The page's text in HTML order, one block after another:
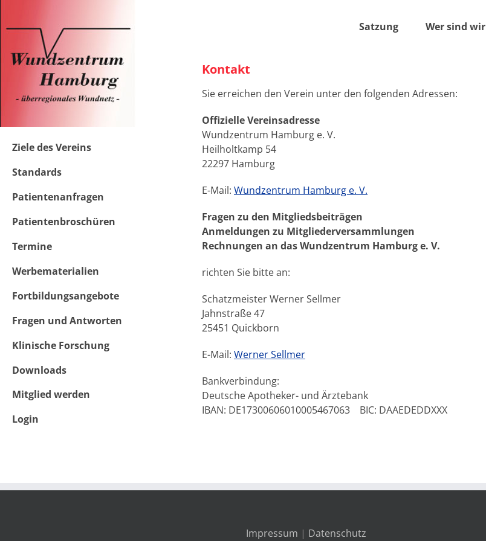
Satzung Wer sind wir
Kontakt
Sie erreichen den Verein unter den folgenden Adressen:
Offizielle Vereinsadresse
Wundzentrum Hamburg e. V.
Heilholtkamp 54
22297 Hamburg
E-Mail: Wundzentrum Hamburg e. V.
Fragen zu den Mitgliedsbeiträgen
Anmeldungen zu Mitgliederversammlungen
Rechnungen an das Wundzentrum Hamburg e. V.
richten Sie bitte an:
Schatzmeister Werner Sellmer
Jahnstraße 47
25451 Quickborn
E-Mail: Werner Sellmer
Bankverbindung:
Deutsche Apotheker- und Ärztebank
IBAN: DE17300606010005467063 BIC: DAAEDEDDXXX
Ziele des Vereins
Standards
Patientenanfragen
Patientenbroschüren
Termine
Werbematerialien
Fortbildungsangebote
Fragen und Antworten
Klinische Forschung
Downloads
Mitglied werden
Login
Impressum | Datenschutz